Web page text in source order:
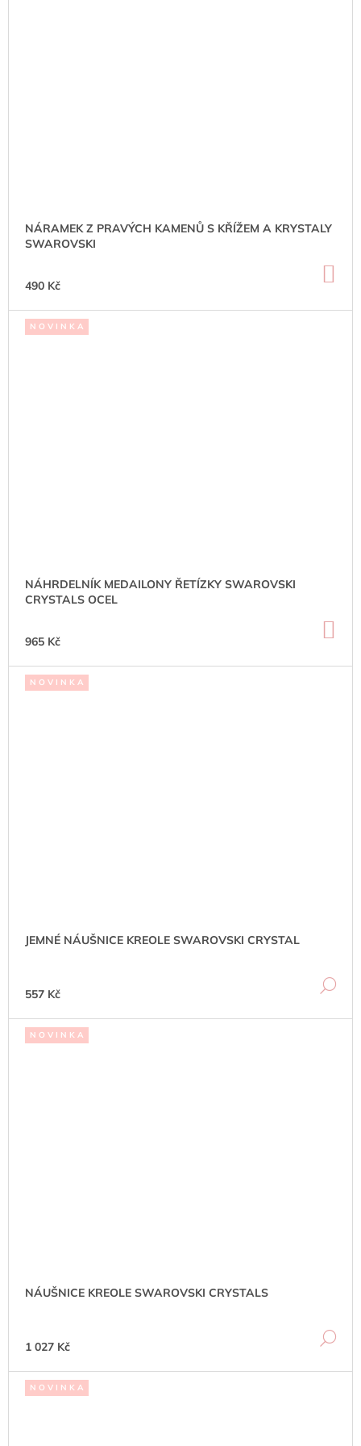
NÁRAMEK Z PRAVÝCH KAMENŮ S KŘÍŽEM A KRYSTALY
SWAROVSKI
490 Kč
N O V I N K A
NÁHRDELNÍK MEDAILONY ŘETÍZKY SWAROVSKI
CRYSTALS OCEL
965 Kč
N O V I N K A
JEMNÉ NÁUŠNICE KREOLE SWAROVSKI CRYSTAL
557 Kč
N O V I N K A
NÁUŠNICE KREOLE SWAROVSKI CRYSTALS
1 027 Kč
N O V I N K A